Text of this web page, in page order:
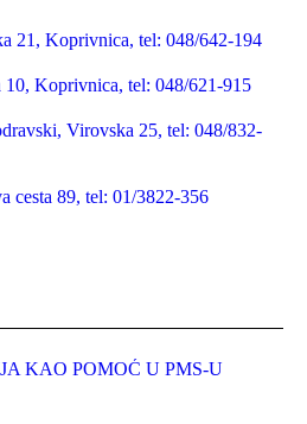
21, Koprivnica, tel: 048/642-194
10, Koprivnica, tel: 048/621-915
Virovska 25, tel: 048/832-
cesta 89, tel: 01/3822-356
KAO POMOĆ U PMS-U